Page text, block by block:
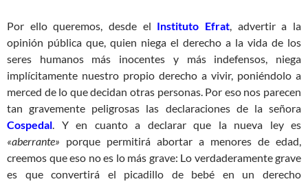
Por ello queremos, desde el Instituto Efrat, advertir a la
opinión pública que, quien niega el derecho a la vida de los
seres humanos más inocentes y más indefensos, niega
implícitamente nuestro propio derecho a vivir, poniéndolo a
merced de lo que decidan otras personas. Por eso nos parecen
tan gravemente peligrosas las declaraciones de la señora
Cospedal. Y en cuanto a declarar que la nueva ley es
«aberrante» porque permitirá abortar a menores de edad,
creemos que eso no es lo más grave: Lo verdaderamente grave
es que convertirá el picadillo de bebé en un derecho